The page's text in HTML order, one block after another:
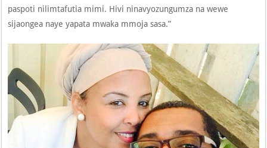
paspoti nilimtafutia mimi. Hivi ninavyozungumza na wewe
sijaongea naye yapata mwaka mmoja sasa.”